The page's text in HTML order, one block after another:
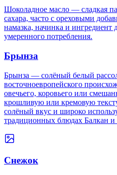
Шоколадное масло — сладкая
сахара, часто с ореховыми
намазка, начинка и ингредиент
умеренного потребления.
Брынза
Брынза — солёный белый
восточноевропейского
овечьего, коровьего или
крошливую или кремовую
солёный вкус и широко
традиционных блюдах Балкан
Снежок